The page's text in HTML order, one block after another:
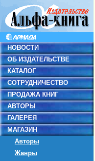
НОВОСТИ
ОБ ИЗДАТЕЛЬСТВЕ
КАТАЛОГ
СОТРУДНИЧЕСТВО
ПРОДАЖА КНИГ
АВТОРЫ
ГАЛЕРЕЯ
МАГАЗИН
Авторы
Жанры